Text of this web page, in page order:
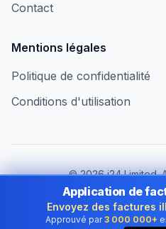
Contact
Mentions légales
Politique de confidentialité
Conditions d'utilisation
©2026i24 Limited.
Au service des
Changer de pays :
Application de
Envoyez des factures
Approuvé par 3 000 000+